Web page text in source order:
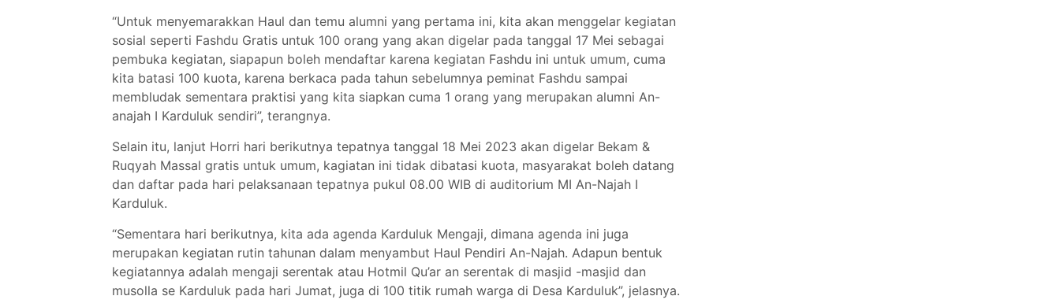
“Untuk menyemarakkan Haul dan temu alumni yang pertama ini, kita akan menggelar kegiatan
sosial seperti Fashdu Gratis untuk 100 orang yang akan digelar pada tanggal 17 Mei sebagai
pembuka kegiatan, siapapun boleh mendaftar karena kegiatan Fashdu ini untuk umum, cuma
kita batasi 100 kuota, karena berkaca pada tahun sebelumnya peminat Fashdu sampai
membludak sementara praktisi yang kita siapkan cuma 1 orang yang merupakan alumni An-
anajah I Karduluk sendiri”, terangnya.
Selain itu, lanjut Horri hari berikutnya tepatnya tanggal 18 Mei 2023 akan digelar Bekam &
Ruqyah Massal gratis untuk umum, kagiatan ini tidak dibatasi kuota, masyarakat boleh datang
dan daftar pada hari pelaksanaan tepatnya pukul 08.00 WIB di auditorium MI An-Najah I
Karduluk.
“Sementara hari berikutnya, kita ada agenda Karduluk Mengaji, dimana agenda ini juga
merupakan kegiatan rutin tahunan dalam menyambut Haul Pendiri An-Najah. Adapun bentuk
kegiatannya adalah mengaji serentak atau Hotmil Qu’ar an serentak di masjid -masjid dan
musolla se Karduluk pada hari Jumat, juga di 100 titik rumah warga di Desa Karduluk”, jelasnya.